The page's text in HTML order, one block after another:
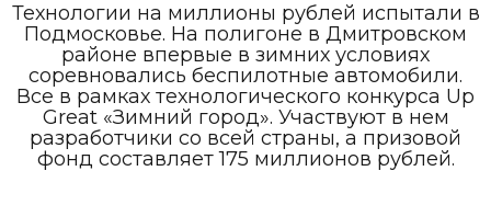
Технологии на миллионы рублей испытали в
Подмосковье. На полигоне в Дмитровском
районе впервые в зимних условиях
соревновались беспилотные автомобили.
Все в рамках технологического конкурса Up
Great «Зимний город». Участвуют в нем
разработчики со всей страны, а призовой
фонд составляет 175 миллионов рублей.